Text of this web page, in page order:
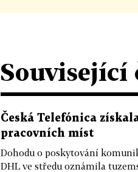
Související
Česká Telefónica
pracovních míst
Dohodu o poskytování
DHL ve středu oznámila